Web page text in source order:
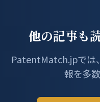
他の記事も
PatentMatch.jpでは
報を多